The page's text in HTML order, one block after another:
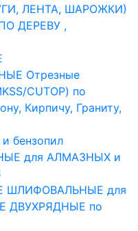
ЛЕНТА, ШАРОЖКИ)
ДЕРЕВУ ,
Отрезные
CUTOP) по
Кирпичу, Граниту,
бензопил
для АЛМАЗНЫХ и
ШЛИФОВАЛЬНЫЕ для
ДВУХРЯДНЫЕ по